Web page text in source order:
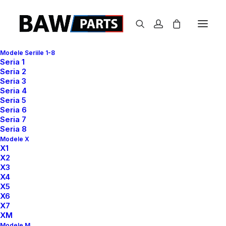
Modele Seriile 1-8
Seria 1
Seria 2
Seria 3
Seria 4
Seria 5
Seria 6
Seria 7
Seria 8
Modele X
X1
X2
X3
X4
X5
X6
X7
XM